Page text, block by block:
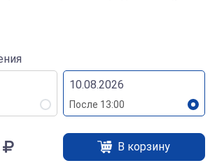
10.08.2026
После 13:00
В корзину